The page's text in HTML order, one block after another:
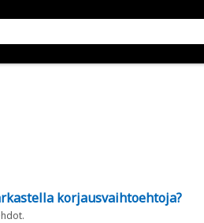
korjausvaihtoehtoja?